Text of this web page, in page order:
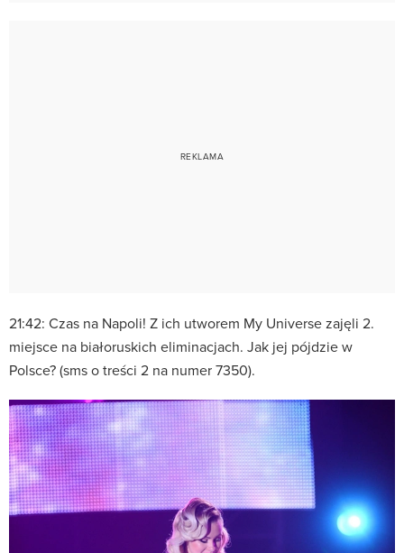
21:42: Czas na Napoli! Z ich utworem My Universe zajęli 2.
miejsce na białoruskich eliminacjach. Jak jej pójdzie w
Polsce? (sms o treści 2 na numer 7350).